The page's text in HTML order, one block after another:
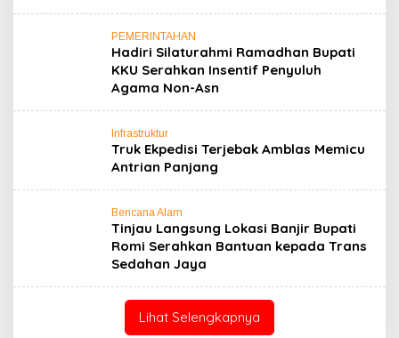
PEMERINTAHAN
Hadiri Silaturahmi Ramadhan Bupati
KKU Serahkan Insentif Penyuluh
Agama Non-Asn
Infrastruktur
Truk Ekpedisi Terjebak Amblas Memicu
Antrian Panjang
Bencana Alam
Tinjau Langsung Lokasi Banjir Bupati
Romi Serahkan Bantuan kepada Trans
Sedahan Jaya
Lihat Selengkapnya